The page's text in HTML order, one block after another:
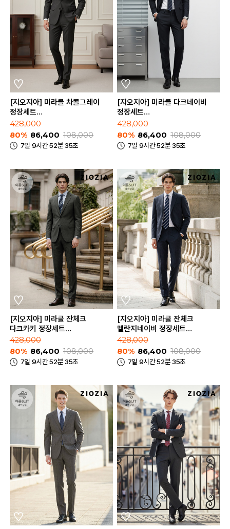
[지오지아] 미라클 차콜그레이
정장세트
(ABE1SB1201_ABE1SP1201_CGR)
428,000
80% 86,400 108,000
7일 9시간 52분 35초
[지오지아] 미라클 다크네이비
정장세트
428,000
80% 86,400 108,000
7일 9시간 52분 35초
[지오지아] 미라클 잔체크
다크카키 정장세트
(ABE2SB1206_ABE2SP1206_DKH)
428,000
80% 86,400 108,000
7일 9시간 52분 35초
[지오지아] 미라클 잔체크
멜란지네이비 정장세트
428,000
80% 86,400 108,000
7일 9시간 52분 35초